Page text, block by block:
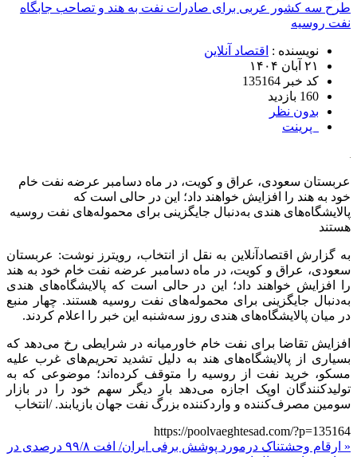
طرح سه کشور عربی برای صادرات نفت به هند و تصاحب جابگاه
نفت روسیه
نویسنده : اقتصاد آنلاین
۲۱ آبان ۱۴۰۴
کد خبر 135164
160 بازدید
بدون نظر
پرینت
عربستان سعودی، عراق و کویت، در ماه دسامبر عرضه نفت خام
خود به هند را افزایش خواهند داد؛ این در حالی است که
پالایشگاه‌های هندی به‌دنبال جایگزینی برای محموله‌های نفت روسیه
هستند
به گزارش اقتصادآنلاین به نقل از انتخاب، رویترز نوشت: عربستان
سعودی، عراق و کویت، در ماه دسامبر عرضه نفت خام خود به هند
را افزایش خواهند داد؛ این در حالی است که پالایشگاه‌های هندی
به‌دنبال جایگزینی برای محموله‌های نفت روسیه هستند. چهار منبع
در میان پالایشگاه‌های هندی روز سه‌شنبه این خبر را اعلام کردند.
افزایش تقاضا برای نفت خام خاورمیانه در شرایطی رخ می‌دهد که
بسیاری از پالایشگاه‌های هند به دلیل تشدید تحریم‌های غرب علیه
مسکو، خرید نفت از روسیه را متوقف کرده‌اند؛ موضوعی که به
تولیدکنندگان اوپک اجازه می‌دهد بار دیگر سهم خود را در بازار
سومین مصرف‌کننده و واردکننده بزرگ نفت جهان بازیابند. /انتخاب
https://poolvaeghtesad.com/?p=135164
« ارقام وحشتناک درمورد پوشش برفی ایران/ افت ۹۹/۸ درصدی در